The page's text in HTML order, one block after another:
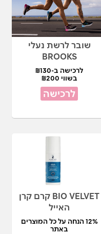
שובר לרשת נעלי
BROOKS
לרכישה ב-₪130
בשווי ₪200
לרכישה
BIO VELVET קרם קרן
האייל
12% הנחה על כל המוצרים
באתר